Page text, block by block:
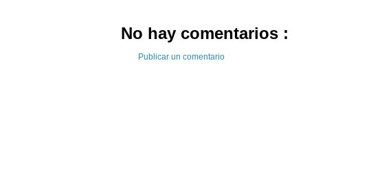
No hay comentarios :
Publicar un comentario